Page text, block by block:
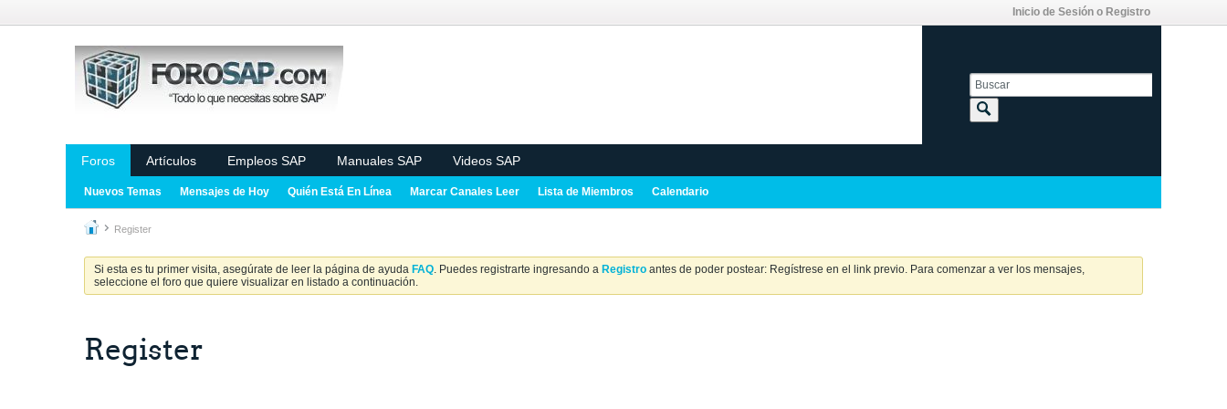
Inicio de Sesión o Registro
Foros Artículos Empleos SAP Manuales SAP Videos SAP
Nuevos Temas Mensajes de Hoy Quién Está En Línea Marcar Canales Leer Lista de Miembros Calendario
Register
Si esta es tu primer visita, asegúrate de leer la página de ayuda FAQ. Puedes registrarte ingresando a Registro antes de poder postear: Regístrese en el link previo. Para comenzar a ver los mensajes,
seleccione el foro que quiere visualizar en listado a continuación.
Register